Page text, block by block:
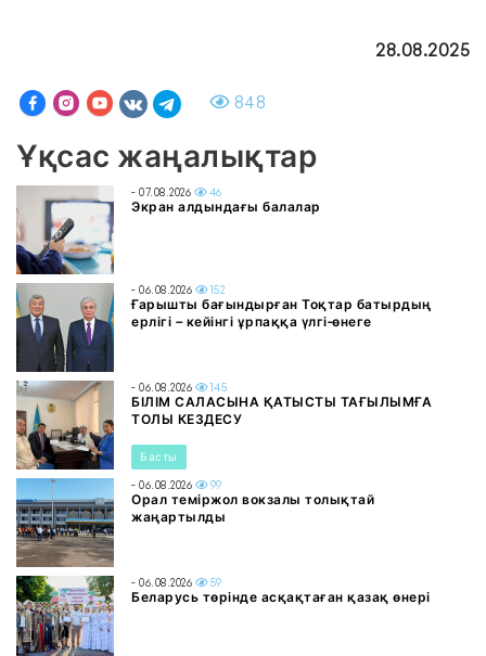
28.08.2025
848
Ұқсас жаңалықтар
- 07.08.2026 46
Экран алдындағы балалар
- 06.08.2026 152
Ғарышты бағындырған Тоқтар батырдың
ерлігі – кейінгі ұрпаққа үлгі-өнеге
- 06.08.2026 145
БІЛІМ САЛАСЫНА ҚАТЫСТЫ ТАҒЫЛЫМҒА
ТОЛЫ КЕЗДЕСУ
Басты
- 06.08.2026 99
Орал теміржол вокзалы толықтай
жаңартылды
- 06.08.2026 59
Беларусь төрінде асқақтаған қазақ өнері